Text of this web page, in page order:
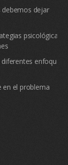
debemos dejar
psicológicas
enfoques
en el problema